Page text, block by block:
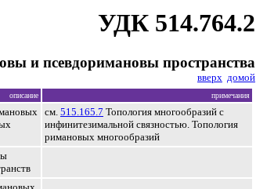
УДК 514.764.2
и псевдоримановы пространства
вверх домой
описание примечания
см. 515.165.7 Топология многообразий с
инфинитезимальной связностью. Топология
римановых многообразий